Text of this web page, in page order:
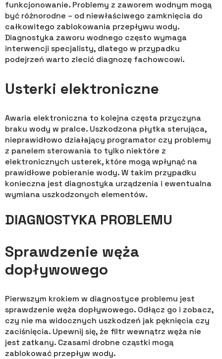
funkcjonowanie. Problemy z zaworem wodnym mogą
być różnorodne – od niewłaściwego zamknięcia do
całkowitego zablokowania przepływu wody.
Diagnostyka zaworu wodnego często wymaga
interwencji specjalisty, dlatego w przypadku
podejrzeń warto zlecić diagnozę fachowcowi.
Usterki elektroniczne
Awaria elektroniczna to kolejna częsta przyczyna
braku wody w pralce. Uszkodzona płytka sterująca,
nieprawidłowo działający programator czy problemy
z panelem sterowania to tylko niektóre z
elektronicznych usterek, które mogą wpłynąć na
prawidłowe pobieranie wody. W takim przypadku
konieczna jest diagnostyka urządzenia i ewentualna
wymiana uszkodzonych elementów.
DIAGNOSTYKA PROBLEMU
Sprawdzenie węża
dopływowego
Pierwszym krokiem w diagnostyce problemu jest
sprawdzenie węża dopływowego. Odłącz go i zobacz,
czy nie ma widocznych uszkodzeń jak pęknięcia czy
zaciśnięcia. Upewnij się, że filtr wewnątrz węża nie
jest zatkany. Czasami drobne cząstki mogą
zablokować przepływ wody.